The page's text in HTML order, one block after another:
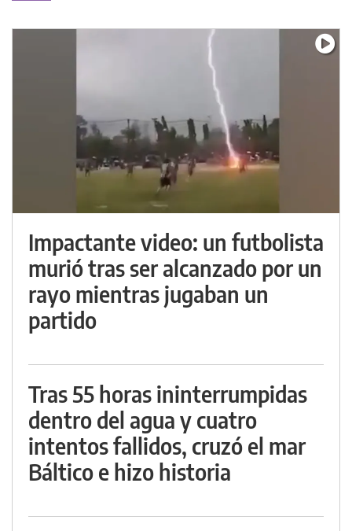
Impactante video: un futbolista
murió tras ser alcanzado por un
rayo mientras jugaban un
partido
Tras 55 horas ininterrumpidas
dentro del agua y cuatro
intentos fallidos, cruzó el mar
Báltico e hizo historia